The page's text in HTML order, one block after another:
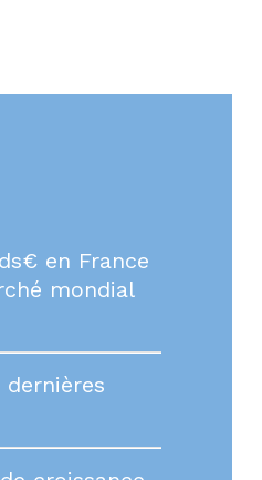
en France
mondial